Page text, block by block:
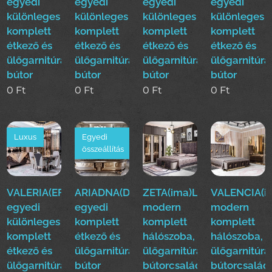
különleges
komplett
étkező és
ülőgarnitúra
bútor
0 Ft
különleges
komplett
étkező és
ülőgarnitúra
bútor
0 Ft
különleges
komplett
étkező és
ülőgarnitúra
bútor
0 Ft
különleges
komplett
étkező és
ülőgarnitúra
bútor
0 Ft
VALERIA(EFE)Luxus
egyedi
különleges
komplett
étkező és
ülőgarnitúra
Luxus
ARIADNA(Duy)Luxus
egyedi
komplett
étkező és
ülőgarnitúra
bútor
Egyedi
összeállítás
ZETA(ima)Luxus
modern
komplett
hálószoba,
ülőgarnitúra,étkező
bútorcsalád!
modern
komplett
hálószoba,
bútorcsalád!